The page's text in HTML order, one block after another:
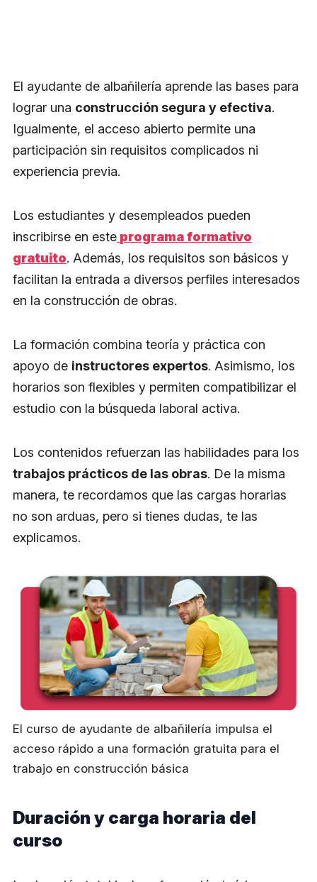
El ayudante de albañilería aprende las bases para
lograr una construcción segura y efectiva.
Igualmente, el acceso abierto permite una
participación sin requisitos complicados ni
experiencia previa.
Los estudiantes y desempleados pueden
inscribirse en este programa formativo
gratuito. Además, los requisitos son básicos y
facilitan la entrada a diversos perfiles interesados
en la construcción de obras.
La formación combina teoría y práctica con
apoyo de instructores expertos. Asimismo, los
horarios son flexibles y permiten compatibilizar el
estudio con la búsqueda laboral activa.
Los contenidos refuerzan las habilidades para los
trabajos prácticos de las obras. De la misma
manera, te recordamos que las cargas horarias
no son arduas, pero si tienes dudas, te las
explicamos.
El curso de ayudante de albañilería impulsa el
acceso rápido a una formación gratuita para el
trabajo en construcción básica
Duración y carga horaria del
curso